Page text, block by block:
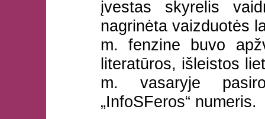
įvestas skyrelis
nagrinėta vaizduotės
m. fenzine buvo
literatūros, išleistos
m. vasaryje
„InfoSFeros“ numeris.